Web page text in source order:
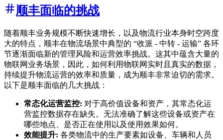
顺丰面临的挑战
随着顺丰业务规模不断快速增长，以及物流行业本身时空跨度
大的特点，顺丰在物流场景中典型的 “收派 - 中转 - 运输” 各环
节逐渐面临新的管理风险和运营效率挑战。这其中蕴含大量的
物联网业务场景，因此，如何利用物联网实时且真实的数据，
持续提升物流运营的效率和质量，成为顺丰非常迫切的需求。
以下是顺丰面临的几大挑战：
常态化运营监控: 对于高价值设备和资产，其常态化运
营监控数据存在缺失。无法准确了解这些设备或资产在
哪些地点、是否正在使用以及使用效果如何。
效能提升: 各类物流中的生产要素如设备、车辆和人员